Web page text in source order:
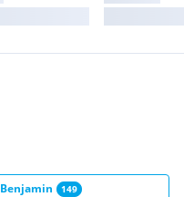
Benjamin 149